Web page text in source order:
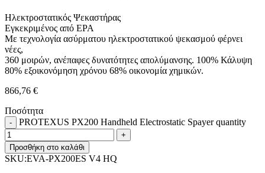
Ηλεκτροστατικός Ψεκαστήρας
Εγκεκριμένος από EPA
Με τεχνολογία ασύρματου ηλεκτροστατικού ψεκασμού φέρνει
νέες,
360 μοιρών, ανέπαφες δυνατότητες απολύμανσης. 100% Κάλυψη
80% εξοικονόμηση χρόνου 68% οικονομία χημικών.
866,76 €
Ποσότητα
PROTEXUS PX200 Handheld Electrostatic Spayer quantity
Προσθήκη στο καλάθι
SKU:EVA-PX200ES V4 HQ